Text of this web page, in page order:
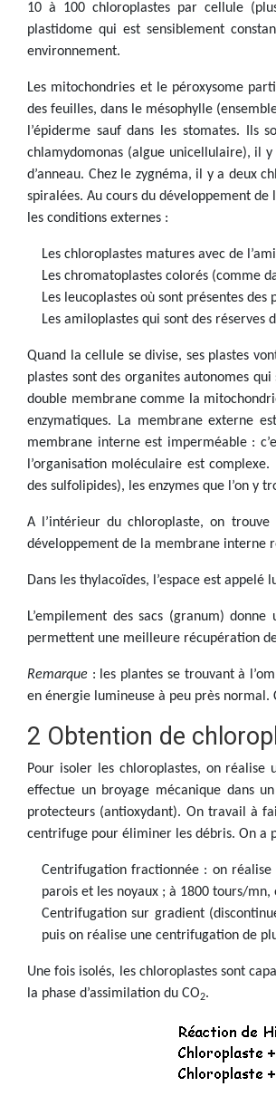
10 à 100 chloroplastes par cellule
plastidome qui est sensiblement
environnement.
Les mitochondries et le péroxysome
des feuilles, dans le mésophylle
l’épiderme sauf dans les stomates. Ils
chlamydomonas (algue unicellulaire), il
d’anneau. Chez le zygnéma, il y a deux
spiralées. Au cours du développement
les conditions externes :
Les chloroplastes matures avec de
Les chromatoplastes colorés (comme
Les leucoplastes où sont présentes des
Les amiloplastes qui sont des réserves
Quand la cellule se divise, ses plastes
plastes sont des organites autonomes
double membrane comme la
enzymatiques. La membrane externe
membrane interne est imperméable :
l’organisation moléculaire est
des sulfolipides), les enzymes que l’on y
A l’intérieur du chloroplaste, on
développement de la membrane interne
Dans les thylacoïdes, l’espace est appelé
L’empilement des sacs (granum)
permettent une meilleure récupération
Remarque : les plantes se trouvant à
en énergie lumineuse à peu près normal.
2 Obtention de
Pour isoler les chloroplastes, on
effectue un broyage mécanique dans
protecteurs (antioxydant). On travail à
centrifuge pour éliminer les débris. On a
Centrifugation fractionnée : on réalise
parois et les noyaux ; à 1800 tours/
Centrifugation sur gradient
puis on réalise une centrifugation de
Une fois isolés, les chloroplastes sont
la phase d’assimilation du CO2.